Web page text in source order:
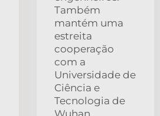
Também
mantém uma
estreita
cooperação
com a
Universidade de
Ciência e
Tecnologia de